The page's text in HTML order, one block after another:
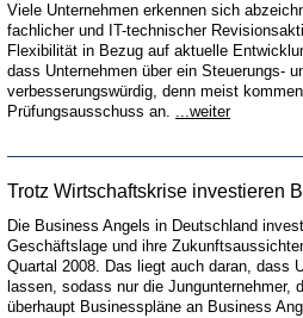
Viele Unternehmen erkennen sich
fachlicher und IT-technischer
Flexibilität in Bezug auf aktuelle
dass Unternehmen über ein Steuerungs-
verbesserungswürdig, denn meist
Prüfungsausschuss an. ...weiter
Trotz Wirtschaftskrise investieren
Die Business Angels in Deutschland
Geschäftslage und ihre
Quartal 2008. Das liegt auch daran, dass
lassen, sodass nur die
überhaupt Businesspläne an Business